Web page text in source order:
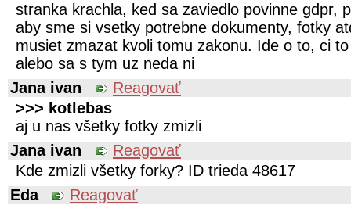
stranka krachla, ked sa zaviedlo povinne gdpr,
aby sme si vsetky potrebne dokumenty, fotky
musiet zmazat kvoli tomu zakonu. Ide o to, ci
alebo sa s tym uz neda ni
Jana ivan
Reagovať
>>> kotlebas
aj u nas všetky fotky zmizli
Jana ivan
Reagovať
Kde zmizli všetky forky? ID trieda 48617
Eda
Reagovať